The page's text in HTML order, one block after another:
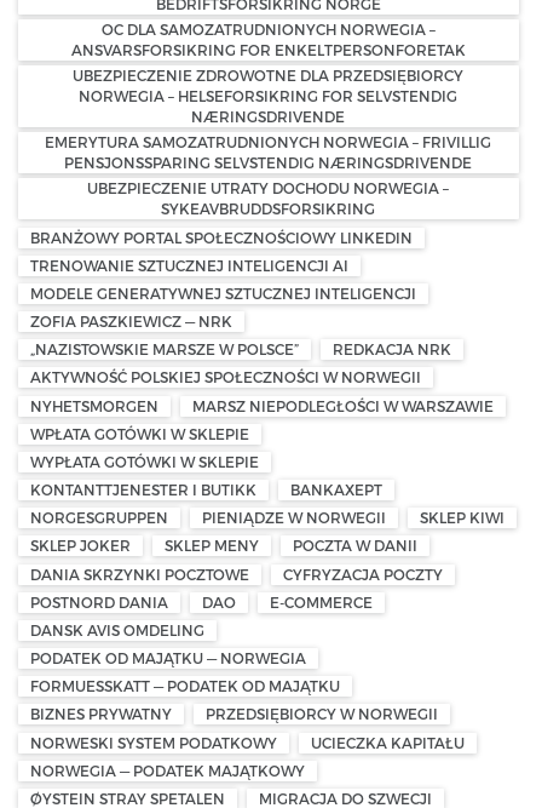
OC DLA SAMOZATRUDNIONYCH NORWEGIA –
ANSVARSFORSIKRING FOR ENKELTPERSONFORETAK
UBEZPIECZENIE ZDROWOTNE DLA PRZEDSIĘBIORCY
NORWEGIA – HELSEFORSIKRING FOR SELVSTENDIG
NÆRINGSDRIVENDE
EMERYTURA SAMOZATRUDNIONYCH NORWEGIA – FRIVILLIG
PENSJONSSPARING SELVSTENDIG NÆRINGSDRIVENDE
UBEZPIECZENIE UTRATY DOCHODU NORWEGIA –
SYKEAVBRUDDSFORSIKRING
BRANŻOWY PORTAL SPOŁECZNOŚCIOWY LINKEDIN
TRENOWANIE SZTUCZNEJ INTELIGENCJI AI
MODELE GENERATYWNEJ SZTUCZNEJ INTELIGENCJI
ZOFIA PASZKIEWICZ — NRK
„NAZISTOWSKIE MARSZE W POLSCE”
REDKACJA NRK
AKTYWNOŚĆ POLSKIEJ SPOŁECZNOŚCI W NORWEGII
NYHETSMORGEN
MARSZ NIEPODLEGŁOŚCI W WARSZAWIE
WPŁATA GOTÓWKI W SKLEPIE
WYPŁATA GOTÓWKI W SKLEPIE
KONTANTTJENESTER I BUTIKK
BANKAXEPT
NORGESGRUPPEN
PIENIĄDZE W NORWEGII
SKLEP KIWI
SKLEP JOKER
SKLEP MENY
POCZTA W DANII
DANIA SKRZYNKI POCZTOWE
CYFRYZACJA POCZTY
POSTNORD DANIA
DAO
E-COMMERCE
DANSK AVIS OMDELING
PODATEK OD MAJĄTKU — NORWEGIA
FORMUESSKATT — PODATEK OD MAJĄTKU
BIZNES PRYWATNY
PRZEDSIĘBIORCY W NORWEGII
NORWESKI SYSTEM PODATKOWY
UCIECZKA KAPITAŁU
NORWEGIA — PODATEK MAJĄTKOWY
ØYSTEIN STRAY SPETALEN
MIGRACJA DO SZWECJI